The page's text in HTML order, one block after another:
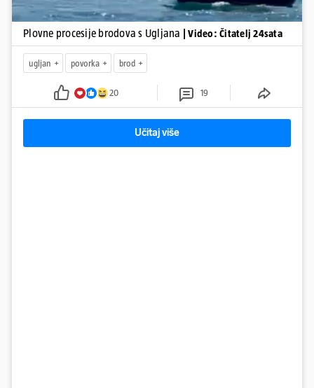
Plovne procesije brodova s Ugljana | Video: Čitatelj 24sata
ugljan povorka brod
20 19
Učitaj više